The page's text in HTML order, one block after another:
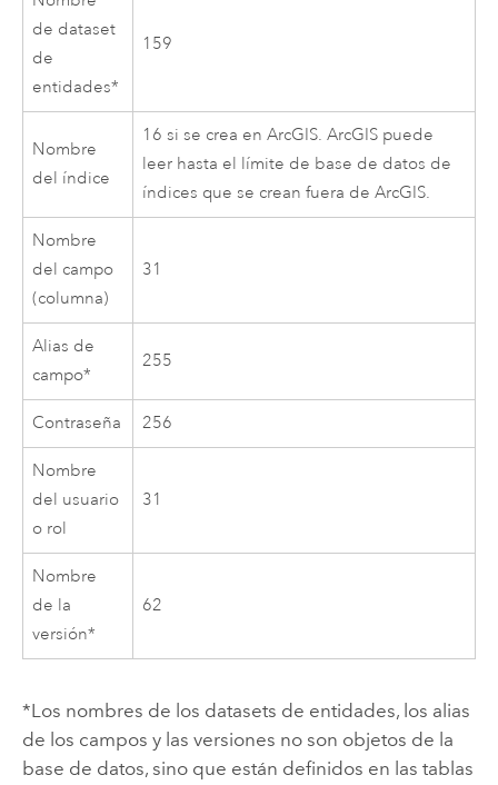
de dataset
de
entidades*
159
Nombre
del índice
16 si se crea en ArcGIS. ArcGIS puede
leer hasta el límite de base de datos de
índices que se crean fuera de ArcGIS.
Nombre
del campo
(columna)
31
Alias de
campo*
255
Contraseña 256
Nombre
del usuario
o rol
31
Nombre
de la
versión*
62
*Los nombres de los datasets de entidades, los alias
de los campos y las versiones no son objetos de la
base de datos, sino que están definidos en las tablas